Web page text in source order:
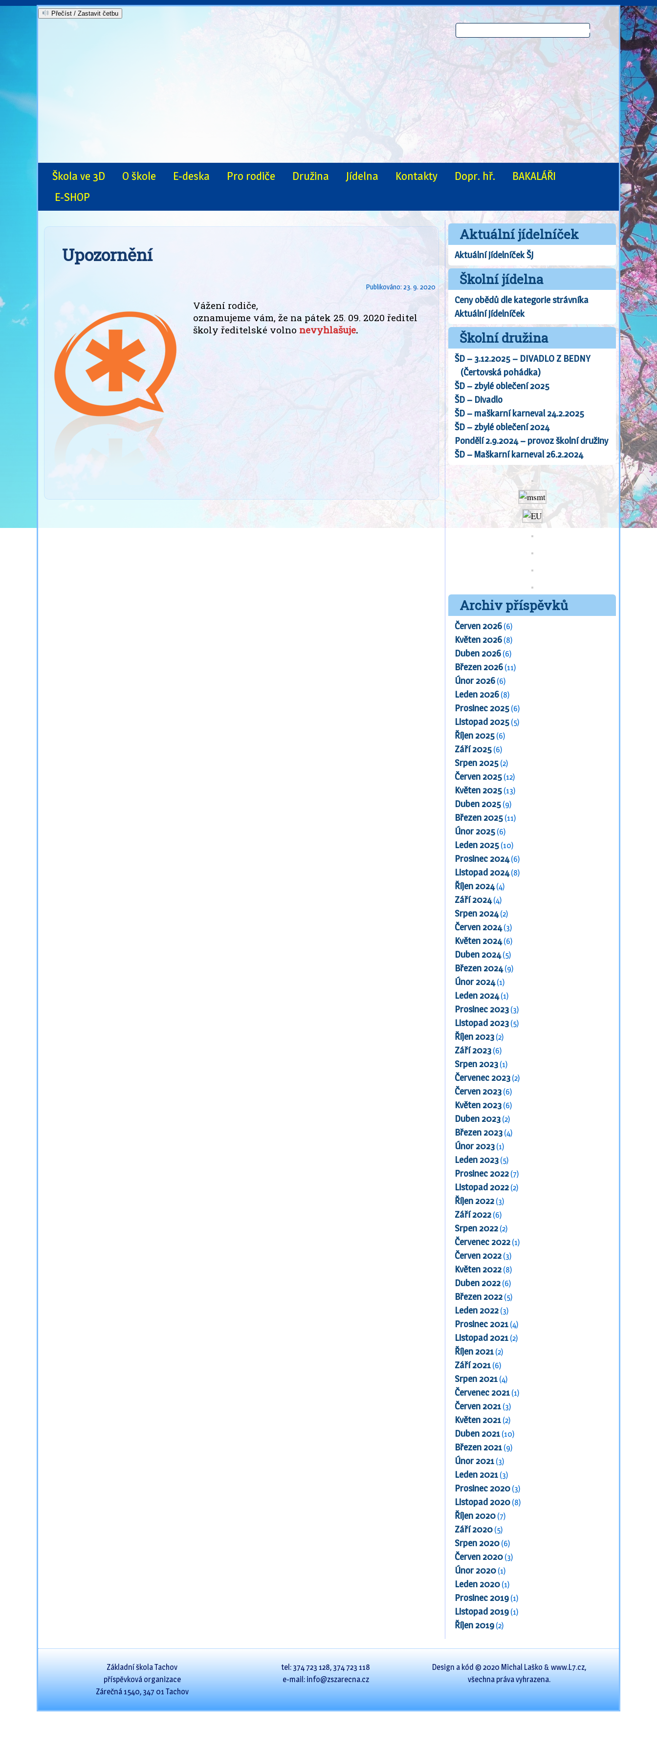
Přečíst / Zastavit četbu
Škola ve 3D O škole E-deska Pro rodiče Družina Jídelna Kontakty Dopr. hř.
BAKALÁŘI
E-SHOP
Upozornění
Publikováno: 23. 9. 2020
Vážení rodiče,
oznamujeme vám, že na pátek 25. 09. 2020 ředitel
školy ředitelské volno nevyhlašuje.​
Aktuální jídelníček
Aktuální jídelníček ŠJ
Školní jídelna
Ceny obědů dle kategorie strávníka
Aktuální jídelníček
Školní družina
ŠD – 3.12.2025 – DIVADLO Z BEDNY
(Čertovská pohádka)
ŠD – zbylé oblečení 2025
ŠD – Divadlo
ŠD – maškarní karneval 24.2.2025
ŠD – zbylé oblečení 2024
Pondělí 2.9.2024 – provoz školní družiny
ŠD – Maškarní karneval 26.2.2024
Archiv příspěvků
Červen 2026 (6)
Květen 2026 (8)
Duben 2026 (6)
Březen 2026 (11)
Únor 2026 (6)
Leden 2026 (8)
Prosinec 2025 (6)
Listopad 2025 (5)
Říjen 2025 (6)
Září 2025 (6)
Srpen 2025 (2)
Červen 2025 (12)
Květen 2025 (13)
Duben 2025 (9)
Březen 2025 (11)
Únor 2025 (6)
Leden 2025 (10)
Prosinec 2024(6)
Listopad 2024(8)
Říjen 2024(4)
Září 2024(4)
Srpen 2024(2)
Červen 2024(3)
Květen 2024(6)
Duben 2024(5)
Březen 2024(9)
Únor 2024(1)
Leden 2024(1)
Prosinec 2023 (3)
Listopad 2023 (5)
Říjen 2023 (2)
Září 2023 (6)
Srpen 2023 (1)
Červenec 2023 (2)
Červen 2023 (6)
Květen 2023 (6)
Duben 2023 (2)
Březen 2023 (4)
Únor 2023 (1)
Leden 2023 (5)
Prosinec 2022 (7)
Listopad 2022 (2)
Říjen 2022 (3)
Září 2022 (6)
Srpen 2022 (2)
Červenec 2022 (1)
Červen 2022 (3)
Květen 2022 (8)
Duben 2022 (6)
Březen 2022 (5)
Leden 2022 (3)
Prosinec 2021 (4)
Listopad 2021 (2)
Říjen 2021 (2)
Září 2021 (6)
Srpen 2021 (4)
Červenec 2021 (1)
Červen 2021 (3)
Květen 2021 (2)
Duben 2021 (10)
Březen 2021 (9)
Únor 2021 (3)
Leden 2021 (3)
Prosinec 2020 (3)
Listopad 2020 (8)
Říjen 2020 (7)
Září 2020 (5)
Srpen 2020 (6)
Červen 2020 (3)
Únor 2020 (1)
Leden 2020 (1)
Prosinec 2019 (1)
Listopad 2019 (1)
Říjen 2019 (2)
Základní škola Tachov
příspěvková organizace
Zárečná 1540, 347 01 Tachov
tel: 374 723 128, 374 723 118
e-mail: info@zszarecna.cz
Design a kód © 2020 Michal Laško & www.L7.cz,
všechna práva vyhrazena.